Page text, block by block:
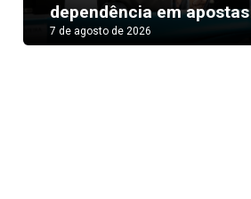
dependência em apostas
7 de agosto de 2026